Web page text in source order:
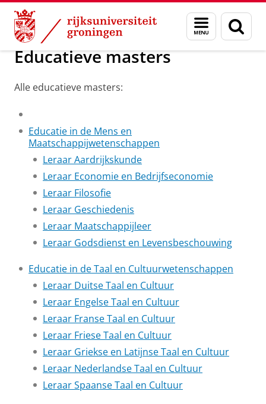
Skip
Content
Skip
Navigation
Menu
en
zoeken
Onderwijs Masteropleidingen op interessegebied
Educatieve masters
Alle educatieve masters:
Educatie in de Mens en
Maatschappijwetenschappen
Leraar Aardrijkskunde
Leraar Economie en Bedrijfseconomie
Leraar Filosofie
Leraar Geschiedenis
Leraar Maatschappijleer
Leraar Godsdienst en Levensbeschouwing
Educatie in de Taal en Cultuurwetenschappen
Leraar Duitse Taal en Cultuur
Leraar Engelse Taal en Cultuur
Leraar Franse Taal en Cultuur
Leraar Friese Taal en Cultuur
Leraar Griekse en Latijnse Taal en Cultuur
Leraar Nederlandse Taal en Cultuur
Leraar Spaanse Taal en Cultuur